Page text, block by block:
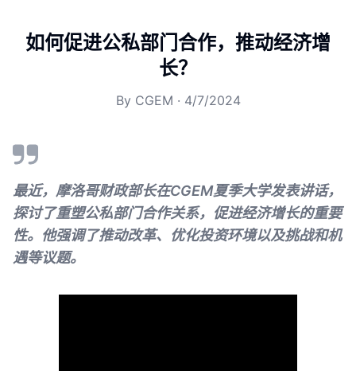
如何促进公私部门合作，推动经济增
长？
By CGEM · 4/7/2024
最近，摩洛哥财政部长在CGEM夏季大学发表讲话，
探讨了重塑公私部门合作关系，促进经济增长的重要
性。他强调了推动改革、优化投资环境以及挑战和机
遇等议题。